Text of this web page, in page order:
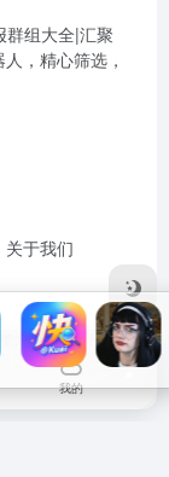
群组大全|汇聚
，精心筛选，
关于我们
大全|电报群组大
我的